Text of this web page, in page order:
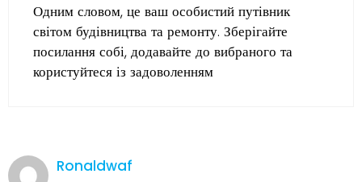
Одним словом, це ваш особистий путівник
світом будівництва та ремонту. Зберігайте
посилання собі, додавайте до вибраного та
користуйтеся із задоволенням
Ronaldwaf